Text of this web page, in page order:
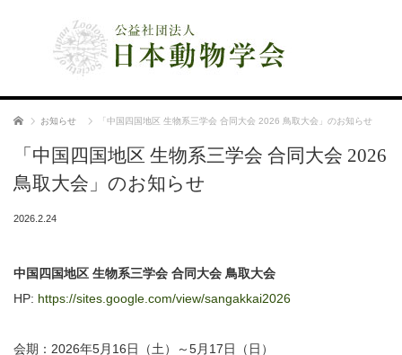
ホーム お知らせ 「中国四国地区 生物系三学会 合同大会 2026 鳥取大会」のお知らせ
「中国四国地区 生物系三学会 合同大会 2026
鳥取大会」のお知らせ
2026.2.24
中国四国地区 生物系三学会 合同大会 鳥取大会
HP: https://sites.google.com/view/sangakkai2026
会期：2026年5月16日（土）～5月17日（日）